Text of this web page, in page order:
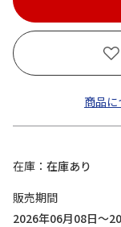
商品
在庫
在庫あり
販売期間
2026年06月08日～